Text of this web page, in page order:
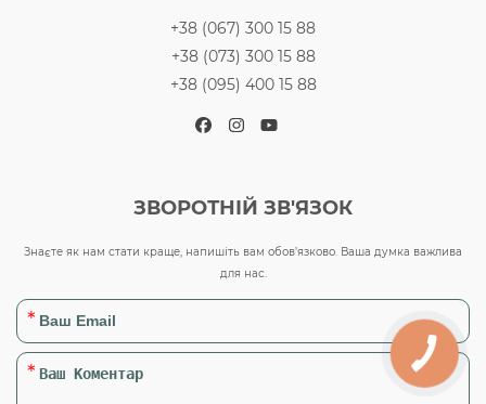
+38 (067) 300 15 88
+38 (073) 300 15 88
+38 (095) 400 15 88
Facebook
Instagram
YouTube
ЗВОРОТНІЙ ЗВ'ЯЗОК
Знаєте як нам стати краще, напишіть вам обов’язково. Ваша думка важлива
для нас.